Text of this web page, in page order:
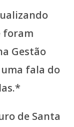
de Santa